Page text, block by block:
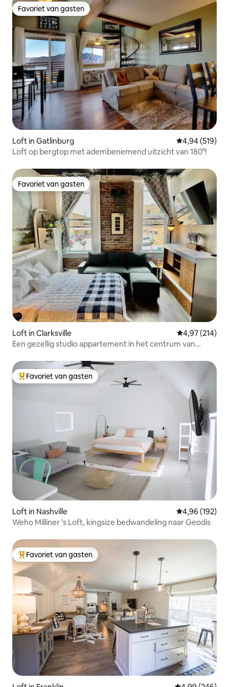
Favoriet van gasten
Favoriet van gasten
Loft in Gatlinburg Gemiddelde
4,94 (519)
Loft op bergtop met adembenemend uitzicht van 180°!
Favoriet van gasten
Favoriet van gasten
Loft in Clarksville Gemiddelde
4,97 (214)
Een gezellig studio appartement in het centrum van
Topfavoriet van gasten
Favoriet van gasten
Loft in Nashville Gemiddelde
4,96 (192)
Weho Milliner 's Loft, kingsize bedwandeling naar Geodis
Topfavoriet van gasten
Favoriet van gasten